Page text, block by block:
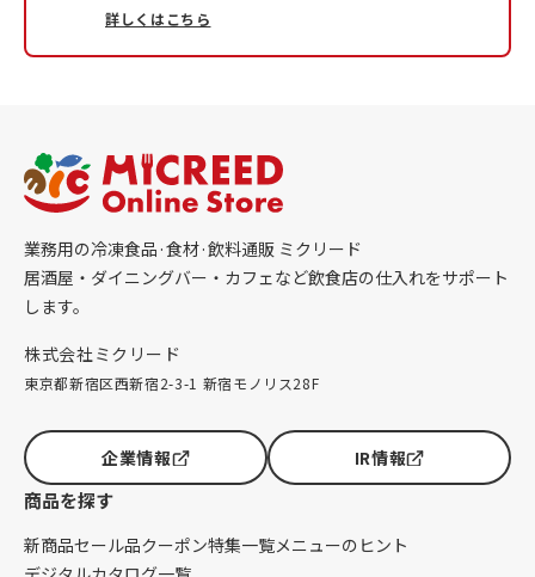
詳しくはこちら
業務用の冷凍食品·食材·飲料通販 ミクリード
居酒屋・ダイニングバー・カフェなど飲食店の仕入れをサポート
します。
株式会社ミクリード
東京都新宿区西新宿2-3-1 新宿モノリス28F
企業情報 IR情報
商品を探す
新商品セール品クーポン特集一覧メニューのヒント